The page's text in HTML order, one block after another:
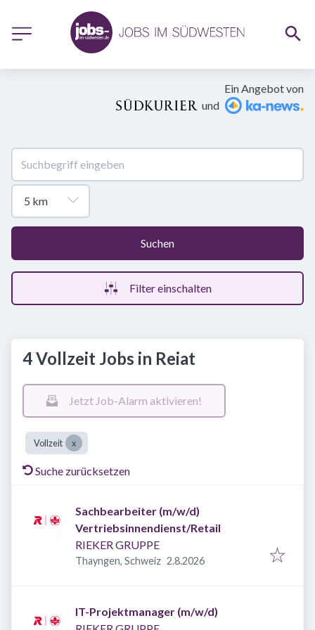
Ein Angebot von
und
Suchen
Filter einschalten
4 Vollzeit Jobs in Reiat
Jetzt Job-Alarm aktivieren!
Vollzeit
Suche zurücksetzen
Sachbearbeiter (m/w/d)
Vertriebsinnendienst/Retail
RIEKER GRUPPE
Thayngen, Schweiz Veröffentlicht
2.8.2026
IT-Projektmanager (m/w/d)